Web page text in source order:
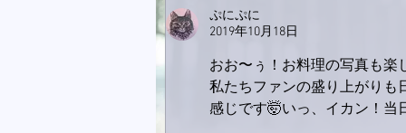
ぷにぷに
2019年10月18日
おお〜ぅ！お料理の写真も
私たちファンの盛り上がりも
感じです🤯いっ、イカン！当